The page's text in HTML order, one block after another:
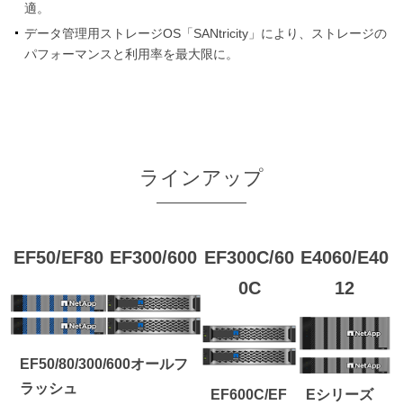
適。
データ管理用ストレージOS「SANtricity」により、ストレージの
パフォーマンスと利用率を最大限に。
ラインアップ
EF50/EF80 EF300/600
EF50/80/300/600オールフ
ラッシュ
EF300C/60
0C
EF600C/EF
E4060/E40
12
Eシリーズ